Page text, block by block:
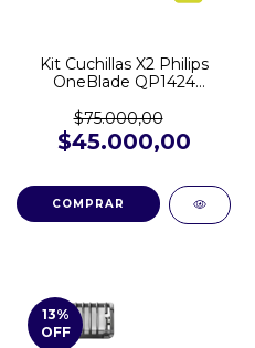
Kit Cuchillas X2 Philips
OneBlade QP1424
QP2824
$75.000,00
$45.000,00
13%
OFF